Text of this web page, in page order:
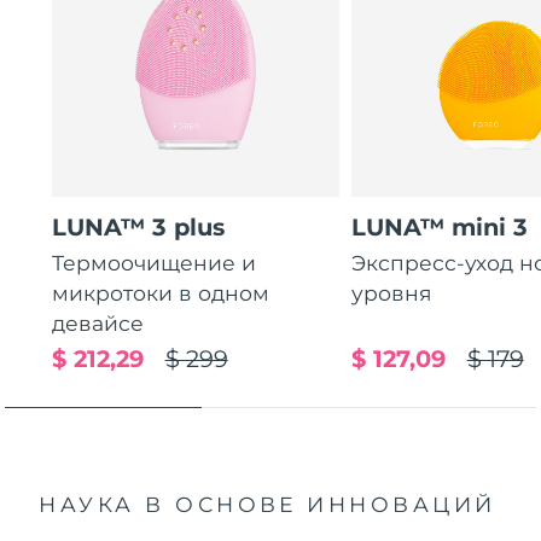
LUNA™ 3 plus
Термоочищение и
микротоки в одном
девайсе
$ 299
$ 212,29
LUNA™ mini 3
Экспресс-уход
уровня
$ 179
$ 127,09
НАУКА В ОСНОВЕ ИННОВАЦИЙ